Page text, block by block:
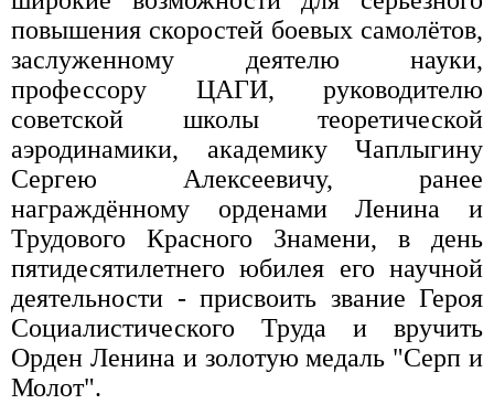
повышения скоростей боевых самолётов,
заслуженному деятелю науки,
профессору ЦАГИ, руководителю
советской школы теоретической
аэродинамики, академику Чаплыгину
Сергею Алексеевичу, ранее
награждённому орденами Ленина и
Трудового Красного Знамени, в день
пятидесятилетнего юбилея его научной
деятельности - присвоить звание Героя
Социалистического Труда и вручить
Орден Ленина и золотую медаль "Серп и
Молот".